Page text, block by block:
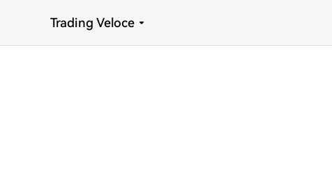
Trading Veloce